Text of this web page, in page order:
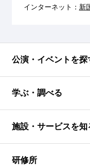
インターネット： 新
公演・イベントを探
学ぶ・調べる
施設・サービスを知
研修所